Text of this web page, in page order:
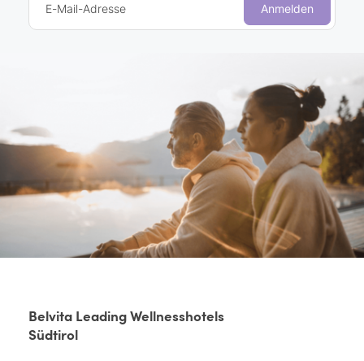
E-Mail-Adresse Anmelden
Belvita Leading Wellnesshotels
Südtirol